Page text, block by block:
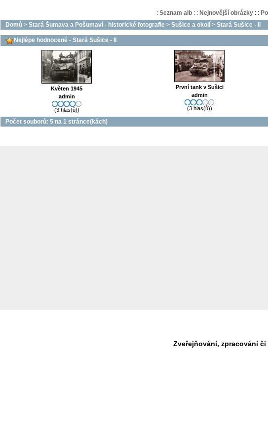
: Seznam alb: : Nejnovější obrázky: :
Domů > Stará Šumava a Pošumaví - historické fotografie > Sušice a okolí > Stará Sušice - II
Nejlépe hodnocené - Stará Sušice - II
Květen 1945
admin
(3 hlas(ů))
První tank v Sušici
admin
(3 hlas(ů))
Počet souborů: 5 na 1 stránce(kách)
Zveřejňování, zpracování